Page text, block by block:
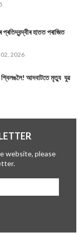
হাতত পৰাজিত
2026
শ্বিলঙলৈ! আদবাটতে মৃত্যু যুৱ
website, please